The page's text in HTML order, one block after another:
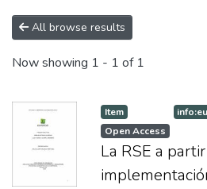
All browse results
Now showing 1 - 1 of 1
Item
Open Access
La RSE a